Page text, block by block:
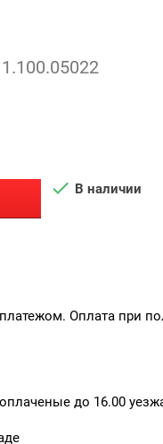
1.100.05022
 В наличии
Оплата при
до 16.00